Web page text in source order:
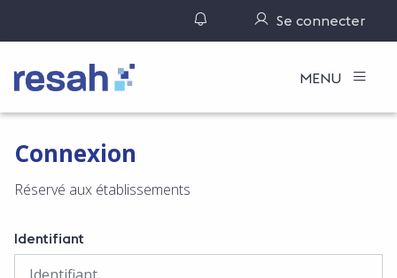
Gérer ses notifications
Se connecter
Logo Resah MENU
Connexion
Réservé aux établissements
Identifiant